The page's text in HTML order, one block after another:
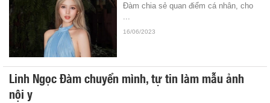
Đàm chia sẻ quan điểm cá nhân, cho
16/06/2023
Linh Ngọc Đàm chuyển mình, tự tin làm mẫu ảnh
nội y